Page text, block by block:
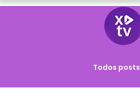
Todos posts